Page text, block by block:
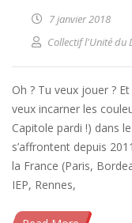
7 janvier 2018
Collectif l'Unité du
Oh ? Tu veux jouer ?
veux incarner les
Capitole pardi !) dans
s’affrontent depuis
la France (Paris,
IEP, Rennes,